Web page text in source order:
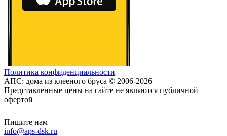
Политика конфиденциальности
АПС: дома из клееного бруса © 2006-2026
Представленные цены на сайте не являются публичной
офертой
Пишите нам
info@aps-dsk.ru